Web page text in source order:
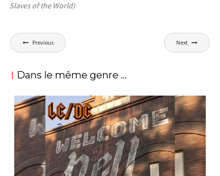
Slaves of the World)
Post
navigation
Previous Next
Dans le même genre ...